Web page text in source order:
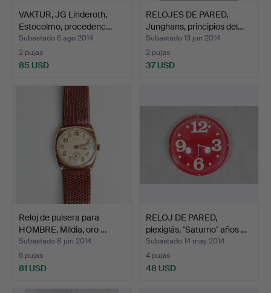
VAKTUR, JG Linderoth,
Estocolmo, procedenc…
Subastado 6 ago 2014
2 pujas
85 USD
RELOJES DE PARED,
Junghans, principios del…
Subastado 13 jun 2014
2 pujas
37 USD
Reloj de pulsera para
HOMBRE, Mildia, oro …
Subastado 8 jun 2014
6 pujas
81 USD
RELOJ DE PARED,
plexiglás, "Saturno" años …
Subastado 14 may 2014
4 pujas
48 USD